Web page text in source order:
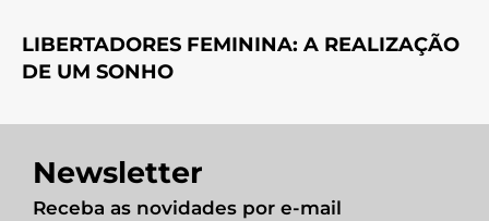
LIBERTADORES FEMININA: A REALIZAÇÃO
DE UM SONHO
Newsletter
Receba as novidades por e-mail